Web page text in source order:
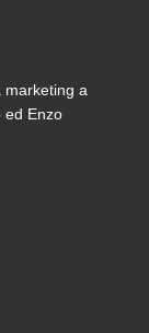
marketing a
ed Enzo